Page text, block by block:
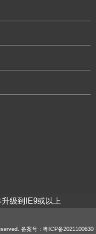
级到IE9或以上
备案号： 粤ICP备2021100630